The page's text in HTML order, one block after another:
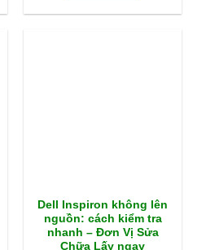
Dell Inspiron không lên
nguồn: cách kiểm tra
nhanh – Đơn Vị Sửa
Chữa Lấy ngay